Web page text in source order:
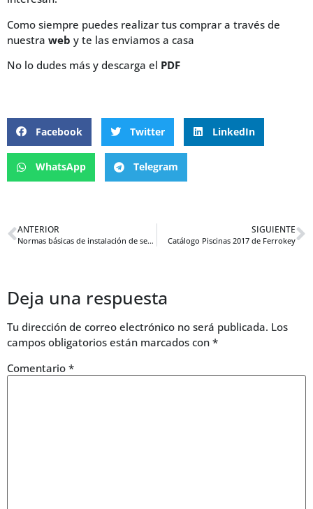
Como siempre puedes realizar tus comprar a través de
nuestra web y te las enviamos a casa
No lo dudes más y descarga el PDF
Facebook Twitter LinkedIn
WhatsApp Telegram
ANTERIOR
Normas básicas de instalación de señalización fotoluminiscente
SIGUIENTE
Catálogo Piscinas 2017 de Ferrokey
Deja una respuesta
Tu dirección de correo electrónico no será publicada. Los
campos obligatorios están marcados con *
Comentario *